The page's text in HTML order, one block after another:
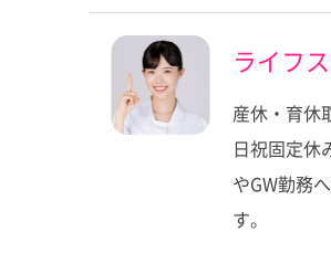
ライフ
産休・育休
日祝固定休
やGW勤務
す。